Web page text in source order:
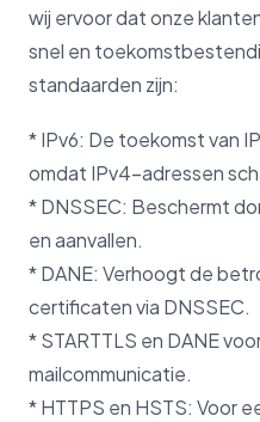
wij ervoor dat onze
snel en
standaarden zijn:
* IPv6: De toekomst van
omdat IPv4-adressen
* DNSSEC: Beschermt
en aanvallen.
* DANE: Verhoogt de
certificaten via DNSSEC.
* STARTTLS en DANE
mailcommunicatie.
* HTTPS en HSTS: Voor